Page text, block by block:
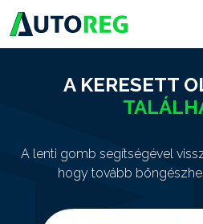
A KERESETT
A lenti gomb segítségével
hogy tovább